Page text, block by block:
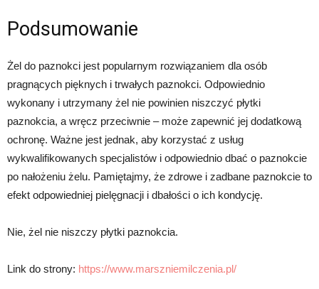
Podsumowanie
Żel do paznokci jest popularnym rozwiązaniem dla osób
pragnących pięknych i trwałych paznokci. Odpowiednio
wykonany i utrzymany żel nie powinien niszczyć płytki
paznokcia, a wręcz przeciwnie – może zapewnić jej dodatkową
ochronę. Ważne jest jednak, aby korzystać z usług
wykwalifikowanych specjalistów i odpowiednio dbać o paznokcie
po nałożeniu żelu. Pamiętajmy, że zdrowe i zadbane paznokcie to
efekt odpowiedniej pielęgnacji i dbałości o ich kondycję.
Nie, żel nie niszczy płytki paznokcia.
Link do strony: https://www.marszniemilczenia.pl/